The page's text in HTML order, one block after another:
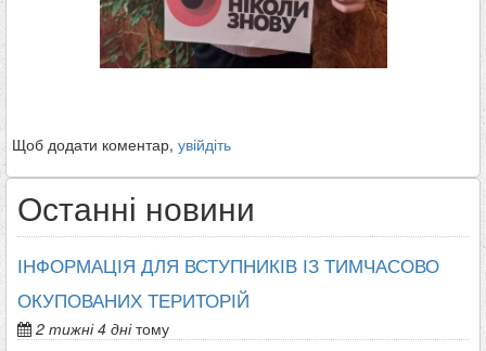
Щоб додати коментар, увійдіть
Останні новини
ІНФОРМАЦІЯ ДЛЯ ВСТУПНИКІВ ІЗ ТИМЧАСОВО
ОКУПОВАНИХ ТЕРИТОРІЙ
2 тижні 4 днітому